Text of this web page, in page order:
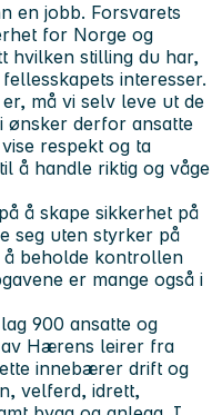
en jobb. Forsvarets
for Norge og
hvilken stilling du har,
interesser.
må vi selv leve ut de
ønsker derfor ansatte
respekt og ta
å handle riktig og våge
å skape sikkerhet på
seg uten styrker på
beholde kontrollen
er mange også i
900 ansatte og
Hærens leirer fra
innebærer drift og
velferd, idrett,